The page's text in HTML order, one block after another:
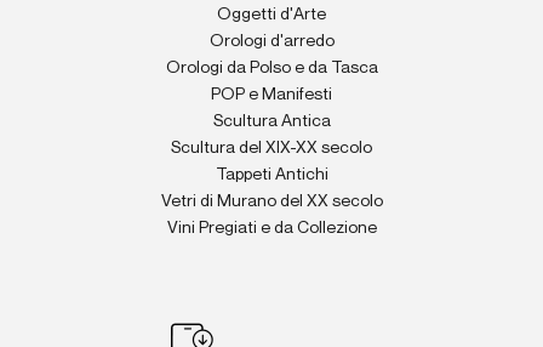
Oggetti d'Arte
Orologi d'arredo
Orologi da Polso e da Tasca
POP e Manifesti
Scultura Antica
Scultura del XIX-XX secolo
Tappeti Antichi
Vetri di Murano del XX secolo
Vini Pregiati e da Collezione